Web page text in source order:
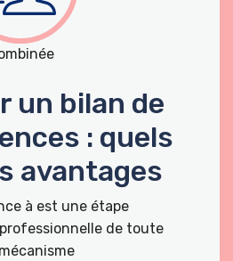
un bilan de
: quels
avantages
à est une étape
de toute